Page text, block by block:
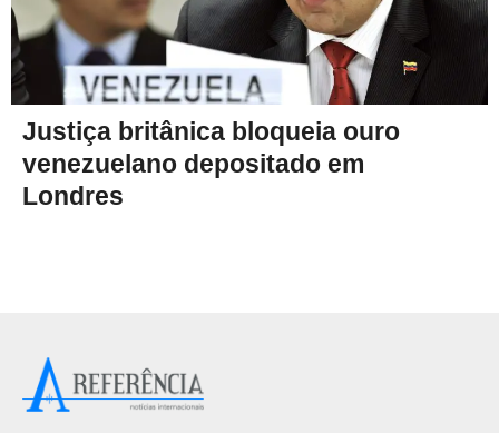
Justiça britânica bloqueia ouro
venezuelano depositado em
Londres